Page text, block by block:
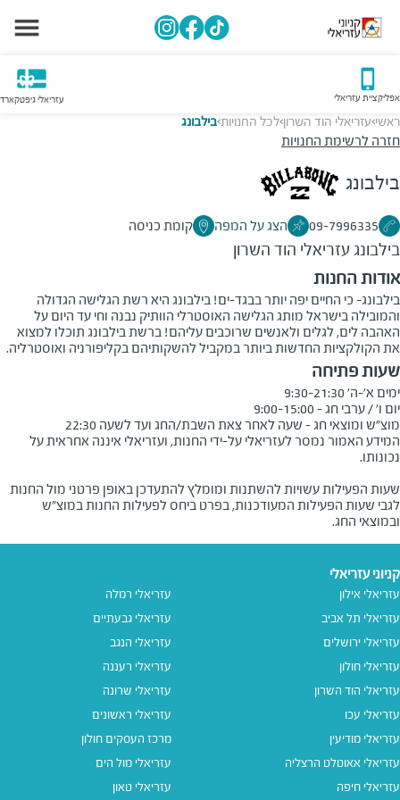
אפליקציית עזריאלי עזריאלי גיפטקארד
ראשי>עזריאלי הוד השרון>לכל החנויות>בילבונג
חזרה לרשימת החנויות
בילבונג
09-7996335 הצג על המפה קומת כניסה
בילבונגעזריאלי הוד השרון
אודות החנות
בילבונג- כי החיים יפה יותר בבגד-ים! בילבונג היא רשת הגלישה הגדולה
והמובילה בישראל מותג הגלישה האוסטרלי הוותיק נבנה וחי עד היום על
האהבה לים, לגלים ולאנשים שרוכבים עליהם! ברשת בילבונג תוכלו למצוא
את הקולקציות החדשות ביותר במקביל להשקותיהם בקליפורניה ואוסטרליה.
שעות פתיחה
מוצ"ש ומוצאי חג - שעה לאחר צאת השבת/החג ועד לשעה 22:30
המידע האמור נמסר לעזריאלי על-ידי החנות, ועזריאלי איננה אחראית על
שעות הפעילות עשויות להשתנות ומומלץ להתעדכן באופן פרטני מול החנות
לגבי שעות הפעילות המעודכנות, בפרט ביחס לפעילות החנות במוצ"ש
ובמוצאי החג.
קניוני עזריאלי
עזריאלי אילון
עזריאלי תל אביב
עזריאלי ירושלים
עזריאלי חולון
עזריאלי הוד השרון
עזריאלי עכו
עזריאלי מודיעין
עזריאלי אאוטלט הרצליה
עזריאלי חיפה
עזריאלי רמלה
עזריאלי גבעתיים
עזריאלי הנגב
עזריאלי רעננה
עזריאלי שרונה
עזריאלי ראשונים
מרכז העסקים חולון
עזריאלי מול הים
עזריאלי טאון